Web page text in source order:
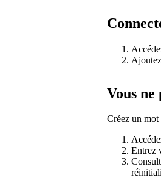
Vous ne
Créez un mot
Entrez